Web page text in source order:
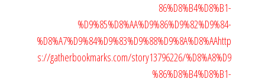
86%D8%B4%D8%B1-
%D9%85%D8%AA%D9%86%D9%82%D9%84-
%D8%A7%D9%84%D9%83%D9%88%D9%8A%D8%AAhttp
s://gatherbookmarks.com/story13796226/%D8%A8%D9
%86%D8%B4%D8%B1-